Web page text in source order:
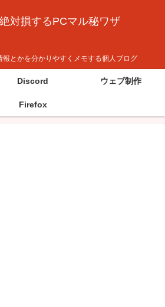
対損するPCマル秘ワザ
とかを分かりやすくメモする個人ブログ
Discord ウェブ制作
Firefox